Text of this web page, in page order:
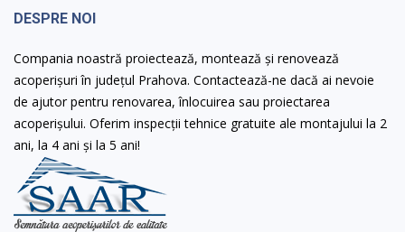
DESPRE NOI
Compania noastră proiectează, montează și renovează
acoperișuri în județul Prahova. Contactează-ne dacă ai nevoie
de ajutor pentru renovarea, înlocuirea sau proiectarea
acoperișului. Oferim inspecții tehnice gratuite ale montajului la 2
ani, la 4 ani și la 5 ani!